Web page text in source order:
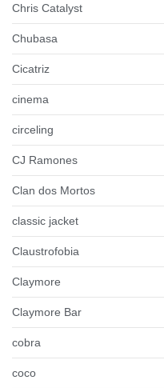
Chris Catalyst
Chubasa
Cicatriz
cinema
circeling
CJ Ramones
Clan dos Mortos
classic jacket
Claustrofobia
Claymore
Claymore Bar
cobra
coco